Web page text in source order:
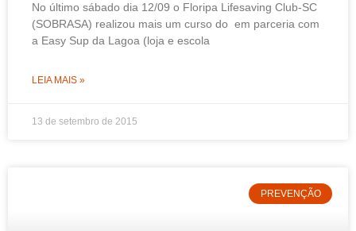
No último sábado dia 12/09 o Floripa Lifesaving Club-SC
(SOBRASA) realizou mais um curso do em parceria com
a Easy Sup da Lagoa (loja e escola
LEIA MAIS »
13 de setembro de 2015
PREVENÇÃO